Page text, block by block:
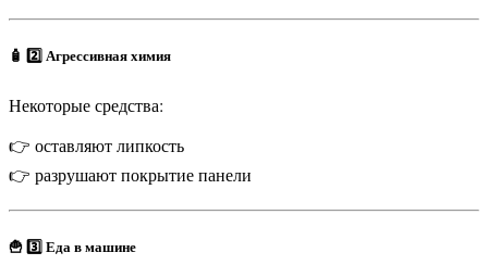
🧴 2️⃣ Агрессивная химия
Некоторые средства:
👉 оставляют липкость
👉 разрушают покрытие панели
🍟 3️⃣ Еда в машине